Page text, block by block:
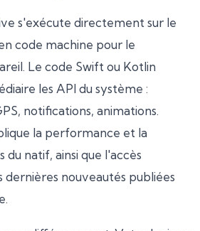
s'exécute directement sur le
code machine pour le
Le code Swift ou Kotlin
les API du système :
notifications, animations.
la performance et la
natif, ainsi que l'accès
nouveautés publiées